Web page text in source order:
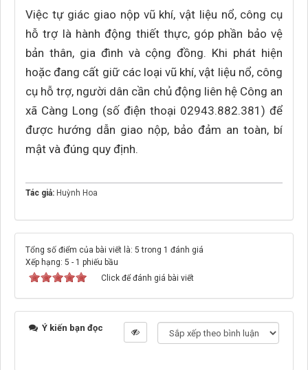
Việc tự giác giao nộp vũ khí, vật liệu nổ, công cụ
hỗ trợ là hành động thiết thực, góp phần bảo vệ
bản thân, gia đình và cộng đồng. Khi phát hiện
hoặc đang cất giữ các loại vũ khí, vật liệu nổ, công
cụ hỗ trợ, người dân cần chủ động liên hệ Công an
xã Càng Long (số điện thoại 02943.882.381) để
được hướng dẫn giao nộp, bảo đảm an toàn, bí
mật và đúng quy định.
Tác giả: Huỳnh Hoa
Tổng số điểm của bài viết là: 5 trong 1 đánh giá
Xếp hạng: 5 - 1 phiếu bầu
Click để đánh giá bài viết
Ý kiến bạn đọc